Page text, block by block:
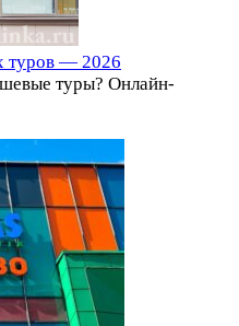
туров⁠⁠ — 2026
туры? Онлайн-